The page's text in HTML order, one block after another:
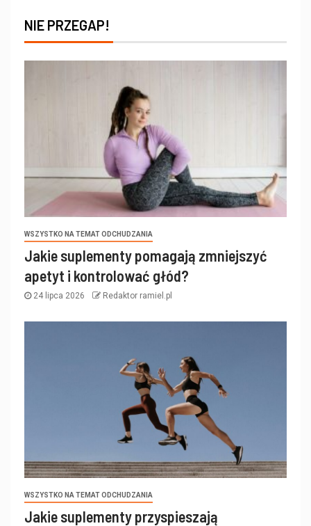
NIE PRZEGAP!
WSZYSTKO NA TEMAT ODCHUDZANIA
Jakie suplementy pomagają zmniejszyć
apetyt i kontrolować głód?
24 lipca 2026 Redaktor ramiel.pl
WSZYSTKO NA TEMAT ODCHUDZANIA
Jakie suplementy przyspieszają